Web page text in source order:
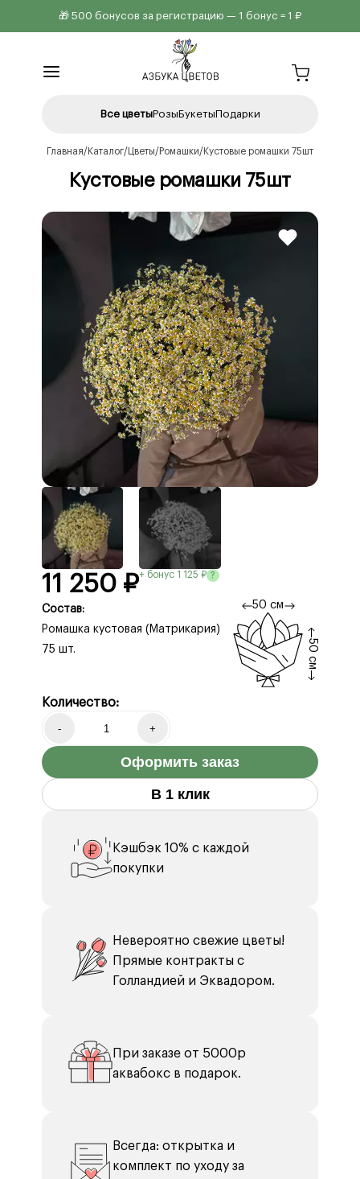
🎁 500 бонусов за регистрацию — 1 бонус = 1 ₽
Все цветыРозыБукетыПодарки
Главная Каталог Цветы Ромашки Кустовые ромашки 75шт
Кустовые ромашки 75шт
11 250 ₽+ бонус 1 125 ₽ ?
Состав:
Ромашка кустовая (Матрикария)
75 шт.
50 см
50 см
Количество:
- +
Оформить заказ
В 1 клик
Кэшбэк 10% с каждой
покупки
Невероятно свежие цветы!
Прямые контракты с
Голландией и Эквадором.
При заказе от 5000р
аквабокс в подарок.
Всегда: открытка и
комплект по уходу за